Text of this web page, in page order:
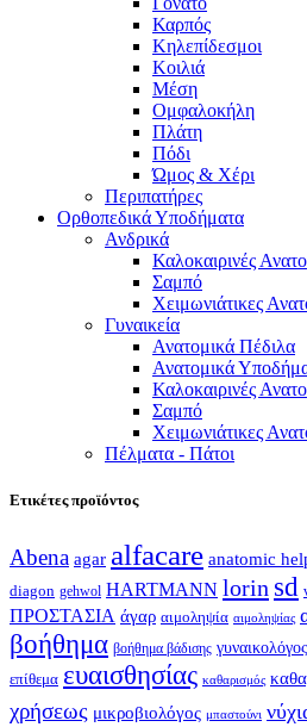
Καρπός
Κηλεπίδεσμοι
Κοιλιά
Μέση
Ομφαλοκήλη
Πλάτη
Πόδι
Ώμος & Χέρι
Περιπατήρες
Ορθοπεδικά Υποδήματα
Ανδρικά
Καλοκαιρινές
Σαμπό
Χειμωνιάτικες
Γυναικεία
Ανατομικά Πέδιλα
Ανατομικά
Καλοκαιρινές
Σαμπό
Χειμωνιάτικες
Πέλματα - Πάτοι
Ετικέτες προϊόντος
Abena agar alfacare anatomic
diagon gehwol HARTMANN lorin sd
ΠΡΟΣΤΑΣΙΑ άγαρ αιμοληψία αιμοληψίας
βοήθημα βοήθημα βάδισης γυναικολόγος
επίθεμα ευαισθησίας καθαρισμός
χρήσεως μικροβιολόγος μπαστούνι